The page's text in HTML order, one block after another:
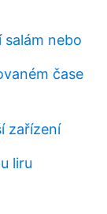
nebo
čase
zařízení
liru